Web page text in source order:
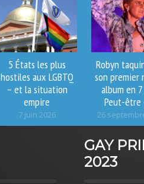
5 États les plus
hostiles aux LGBTQ
– et la situation
empire
7 juin 2026
Robyn
son premier
album en 7
Peut-être
26
GAY
2023